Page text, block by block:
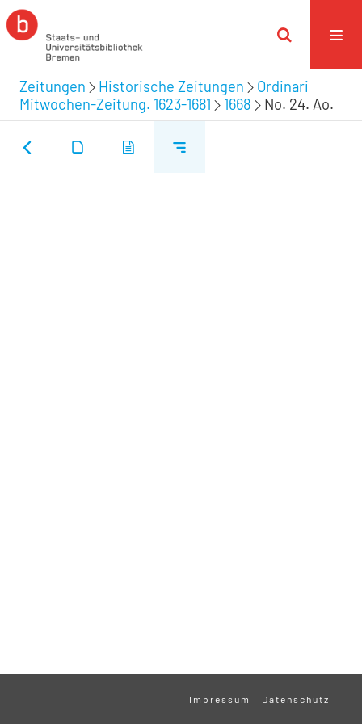
Zeitungen Historische Zeitungen
Ordinari
Mitwochen-Zeitung. 1623-1681
1668 No. 24. Ao.
Impressum Datenschutz